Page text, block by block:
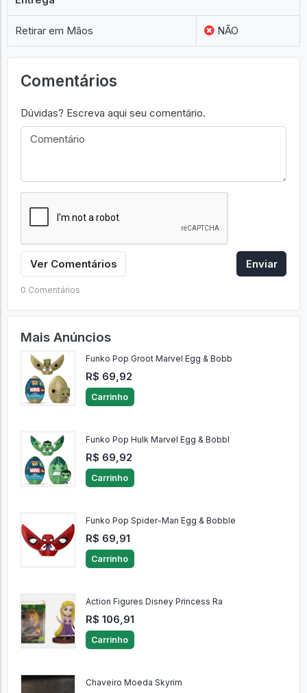
Retirar em Mãos NÃO
Comentários
Dúvidas? Escreva aqui seu comentário.
Ver Comentários Enviar
0 Comentários
Mais Anúncios
Funko Pop Groot Marvel Egg & Bobb
R$ 69,92
Carrinho
Funko Pop Hulk Marvel Egg & Bobbl
R$ 69,92
Carrinho
Funko Pop Spider-Man Egg & Bobble
R$ 69,91
Carrinho
Action Figures Disney Princess Ra
R$ 106,91
Carrinho
Chaveiro Moeda Skyrim